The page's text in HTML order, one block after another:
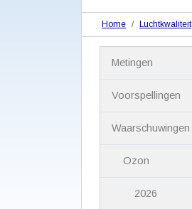
Home Luchtkwaliteit
Metingen
Voorspellingen
Waarschuwingen
Ozon
2026